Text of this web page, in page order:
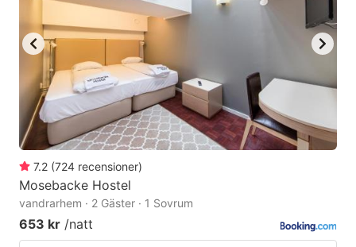
7.2 (724 recensioner)
Mosebacke Hostel
vandrarhem · 2 Gäster · 1 Sovrum
653 kr /natt